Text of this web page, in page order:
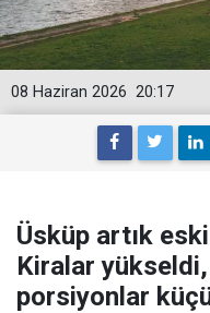
20:17
08 Haziran 2026
Üsküp artık
Kiralar
porsiyonlar